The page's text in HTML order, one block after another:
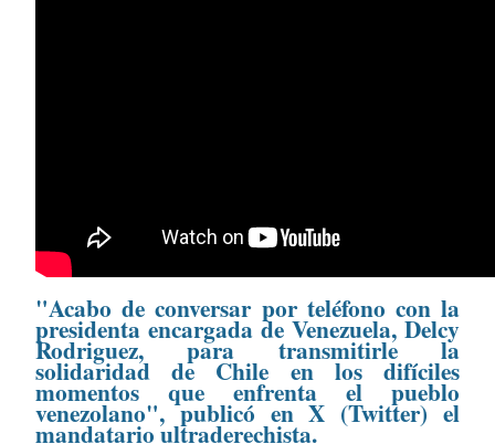
"Acabo de conversar por teléfono con la
presidenta encargada de Venezuela, Delcy
Rodriguez, para transmitirle la
solidaridad de Chile en los difíciles
momentos que enfrenta el pueblo
venezolano", publicó en X (Twitter) el
mandatario ultraderechista.